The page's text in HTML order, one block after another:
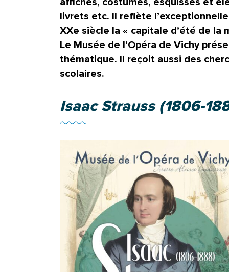
livrets etc. Il reflète
XXe siècle la « capitale d’été de la
Le Musée de l’Opéra de Vichy
thématique. Il reçoit aussi des
scolaires.
Isaac Strauss (1806-